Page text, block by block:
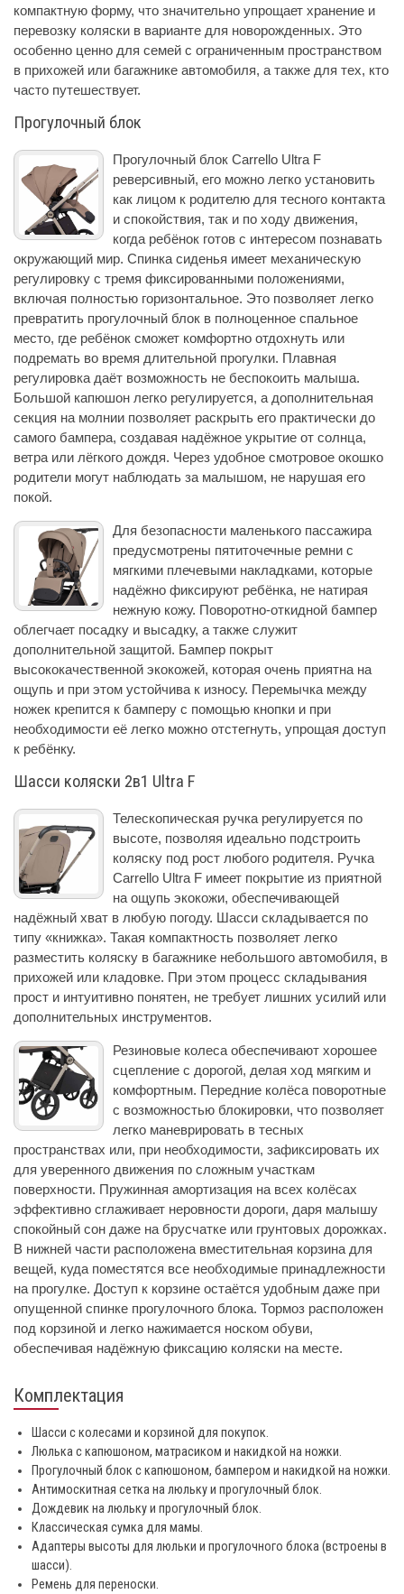
компактную форму, что значительно упрощает хранение и
перевозку коляски в варианте для новорожденных. Это
особенно ценно для семей с ограниченным пространством
в прихожей или багажнике автомобиля, а также для тех, кто
часто путешествует.
Прогулочный блок
Прогулочный блок Carrello Ultra F
реверсивный, его можно легко установить
как лицом к родителю для тесного контакта
и спокойствия, так и по ходу движения,
когда ребёнок готов с интересом познавать
окружающий мир. Спинка сиденья имеет механическую
регулировку с тремя фиксированными положениями,
включая полностью горизонтальное. Это позволяет легко
превратить прогулочный блок в полноценное спальное
место, где ребёнок сможет комфортно отдохнуть или
подремать во время длительной прогулки. Плавная
регулировка даёт возможность не беспокоить малыша.
Большой капюшон легко регулируется, а дополнительная
секция на молнии позволяет раскрыть его практически до
самого бампера, создавая надёжное укрытие от солнца,
ветра или лёгкого дождя. Через удобное смотровое окошко
родители могут наблюдать за малышом, не нарушая его
покой.
Для безопасности маленького пассажира
предусмотрены пятиточечные ремни с
мягкими плечевыми накладками, которые
надёжно фиксируют ребёнка, не натирая
нежную кожу. Поворотно-откидной бампер
облегчает посадку и высадку, а также служит
дополнительной защитой. Бампер покрыт
высококачественной экокожей, которая очень приятна на
ощупь и при этом устойчива к износу. Перемычка между
ножек крепится к бамперу с помощью кнопки и при
необходимости её легко можно отстегнуть, упрощая доступ
к ребёнку.
Шасси коляски 2в1 Ultra F
Телескопическая ручка регулируется по
высоте, позволяя идеально подстроить
коляску под рост любого родителя. Ручка
Carrello Ultra F имеет покрытие из приятной
на ощупь экокожи, обеспечивающей
надёжный хват в любую погоду. Шасси складывается по
типу «книжка». Такая компактность позволяет легко
разместить коляску в багажнике небольшого автомобиля, в
прихожей или кладовке. При этом процесс складывания
прост и интуитивно понятен, не требует лишних усилий или
дополнительных инструментов.
Резиновые колеса обеспечивают хорошее
сцепление с дорогой, делая ход мягким и
комфортным. Передние колёса поворотные
с возможностью блокировки, что позволяет
легко маневрировать в тесных
пространствах или, при необходимости, зафиксировать их
для уверенного движения по сложным участкам
поверхности. Пружинная амортизация на всех колёсах
эффективно сглаживает неровности дороги, даря малышу
спокойный сон даже на брусчатке или грунтовых дорожках.
В нижней части расположена вместительная корзина для
вещей, куда поместятся все необходимые принадлежности
на прогулке. Доступ к корзине остаётся удобным даже при
опущенной спинке прогулочного блока. Тормоз расположен
под корзиной и легко нажимается носком обуви,
обеспечивая надёжную фиксацию коляски на месте.
Комплектация
Шасси с колесами и корзиной для покупок.
Люлька с капюшоном, матрасиком и накидкой на ножки.
Прогулочный блок с капюшоном, бампером и накидкой на ножки.
Антимоскитная сетка на люльку и прогулочный блок.
Дождевик на люльку и прогулочный блок.
Классическая сумка для мамы.
Адаптеры высоты для люльки и прогулочного блока (встроены в
шасси).
Ремень для переноски.